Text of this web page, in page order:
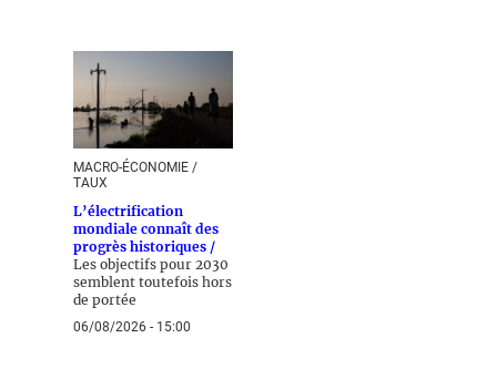
MACRO-ÉCONOMIE /
TAUX
L’électrification
mondiale connaît des
progrès historiques /
Les objectifs pour 2030
semblent toutefois hors
de portée
06/08/2026 - 15:00